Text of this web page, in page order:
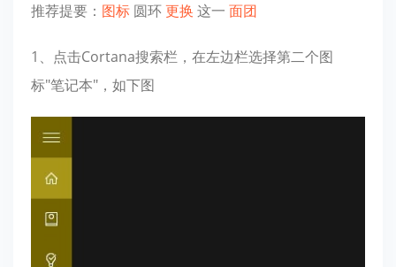
推荐提要： 图标 圆环更换 这一 面团
1、点击Cortana搜索栏，在左边栏选择第二个图
标"笔记本"，如下图